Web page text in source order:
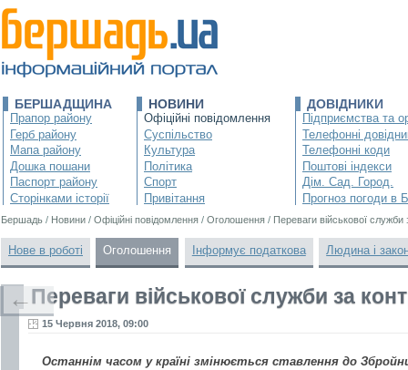
БЕРШАДЩИНА
Прапор району
Герб району
Мапа району
Дошка пошани
Паспорт району
Сторінками історії
НОВИНИ
Офіційні повідомлення
Суспільство
Культура
Політика
Спорт
Привітання
ДОВІДНИКИ
Підприємства та
Телефонні
Телефонні коди
Поштові індекси
Дім. Сад. Город.
Прогноз погоди в
Бершадь / Новини / Офіційні повідомлення / Оголошення / Переваги військової служби
Нове в роботі Оголошення Інформує податкова Людина і
Переваги військової служби за
15 Червня 2018, 09:00
Останнім часом у країні змінюється ставлення до
←